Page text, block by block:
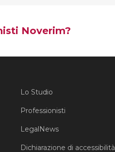
Noverim?
Lo Studio
Professionisti
LegalNews
Dichiarazione di accessibilità